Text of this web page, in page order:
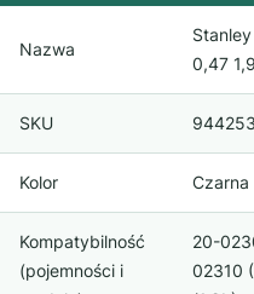
Nazwa
0,47
SKU
Kolor Czarna
Kompatybilność
(pojemności i
20-
02310